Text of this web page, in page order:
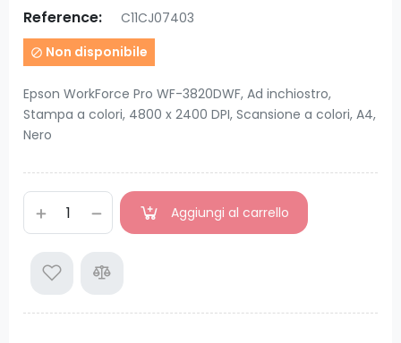
Reference: C11CJ07403
 Non disponibile
Epson WorkForce Pro WF-3820DWF, Ad inchiostro,
Stampa a colori, 4800 x 2400 DPI, Scansione a colori, A4,
Nero
Aggiungi al carrello